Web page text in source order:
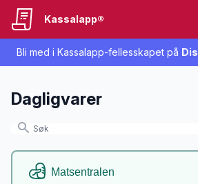
Bli med i Kassalapp-fellesskapet på
Kassalapp®
Dagligvarer